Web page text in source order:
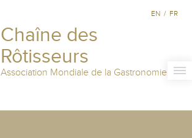
Chaîne des
Rôtisseurs
Association Mondiale de la Gastronomie
EN / FR